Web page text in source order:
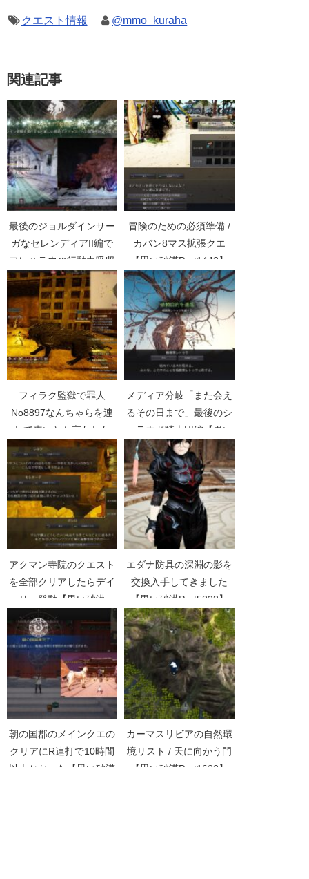
クエスト情報 @mmo_kuraha
関連記事
最後のジョルダインサー
ガなセレンディアII編で
フレハラウの行動力吸収
攻撃【黒い砂漠
Part4773】
冒険のための必須準備 /
カバン8マス拡張クエ
【黒い砂漠Part1443】
フィラク監獄で罪人
No8897なんちゃらを連
れて来いとか言われた
【黒い砂漠Part1368】
メディア分岐「また会え
るその日まで」最後のシ
ュラウド騎士団編【黒い
砂漠Part2414】
アクマン寺院のクエスト
を全部クリアしたらデイ
リー発動【黒い砂漠
Part1970】
エダナ防具の深淵の影を
交換入手してきました
【黒い砂漠Part5223】
朝の国郡のメインクエの
クリアにR連打で10時間
以上かかった【黒い砂漠
カーマスリビアの自然環
境リスト / 天に向かう門
【黒い砂漠Part1622】